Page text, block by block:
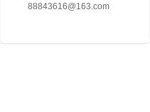
88843616@163.com